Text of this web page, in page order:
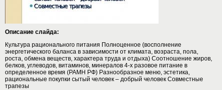
Описание слайда:
Культура рационального питания Полноценное (восполнение
энергетического баланса в зависимости от климата, возраста, пола,
роста, обмена веществ, характера труда и отдыха) Соотношение жиров,
белков, углеводов, витаминов, минералов 4-х разовое питание в
определенное время (РАМН РФ) Разнообразное меню, эстетика,
рациональные покупки сытый человек – добрый человек Совместные
трапезы